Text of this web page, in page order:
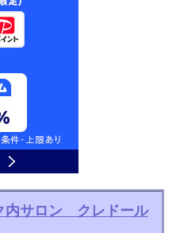
内サロン クレドール